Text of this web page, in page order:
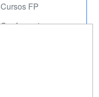
Cursos FP
Conferencias